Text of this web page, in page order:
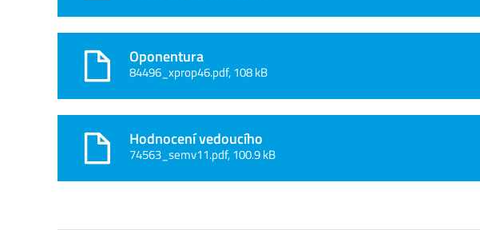
Oponentura
84496_xprop46.pdf, 108 kB
Hodnocení vedoucího
74563_semv11.pdf, 100.9 kB